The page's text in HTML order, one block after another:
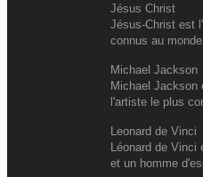
Jésus Christ
Jésus-Christ est
connus au
Michael Jackson
Michael Jackson
l'artiste le plus
Leonard de Vinci
Léonard de
et un homme